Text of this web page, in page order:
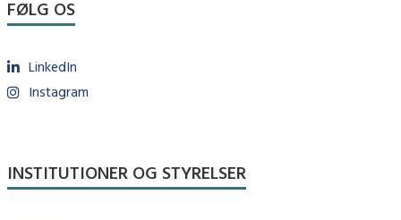
FØLG OS
LinkedIn
Instagram
INSTITUTIONER OG STYRELSER